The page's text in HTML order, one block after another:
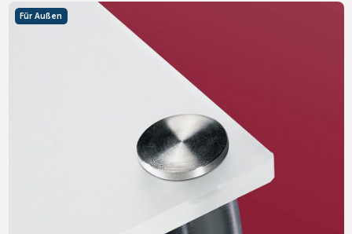
Für Außen